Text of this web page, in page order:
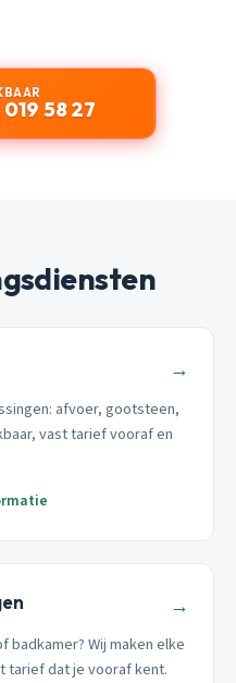
58 27
→
afvoer, gootsteen,
vast tarief vooraf en
→
Wij maken elke
tarief dat je vooraf kent.